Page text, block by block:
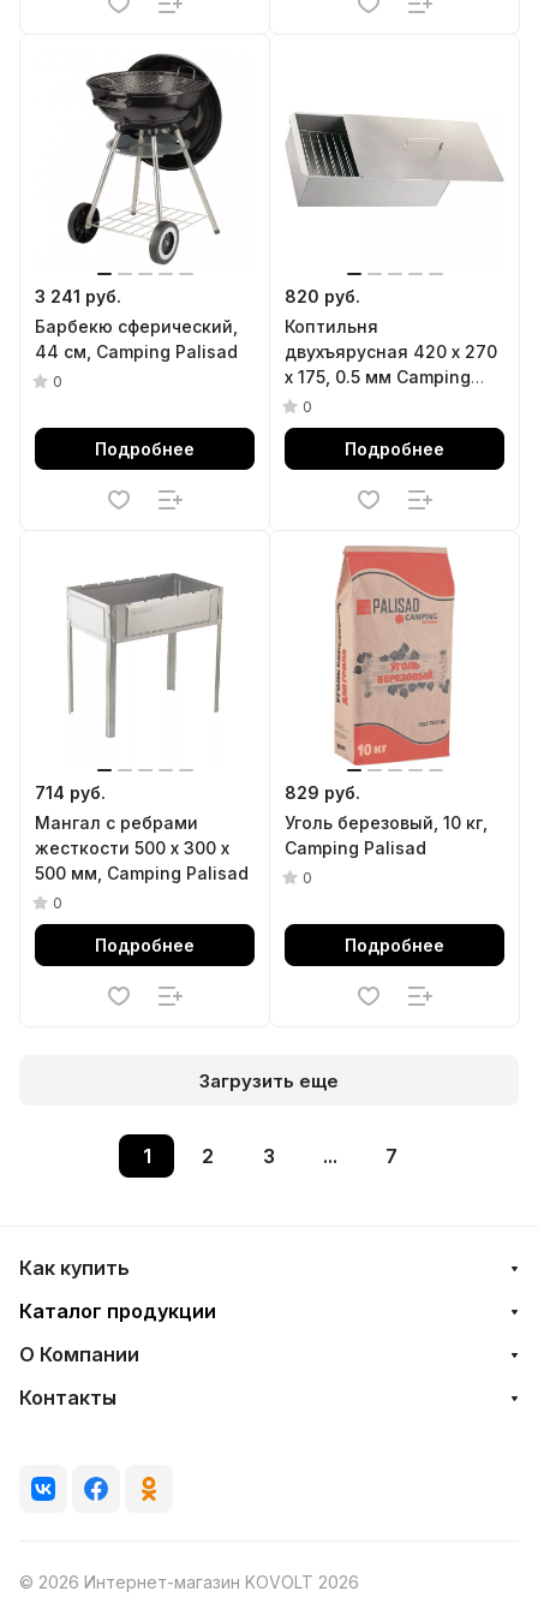
3 241 руб.
Барбекю сферический,
44 см, Camping Palisad
0
Подробнее
820 руб.
Коптильня
двухъярусная 420 х 270
х 175, 0.5 мм Camping
Palisad
0
Подробнее
714 руб.
Мангал с ребрами
жесткости 500 х 300 х
500 мм, Camping Palisad
0
Подробнее
829 руб.
Уголь березовый, 10 кг,
Camping Palisad
0
Подробнее
Загрузить еще
1 2 3 ... 7
Как купить
Каталог продукции
О Компании
Контакты
© 2026 Интернет-магазин KOVOLT 2026